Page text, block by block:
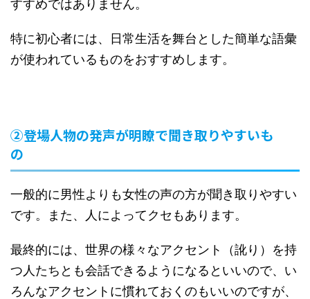
すすめではありません。
特に初心者には、日常生活を舞台とした簡単な語彙
が使われているものをおすすめします。
②登場人物の発声が明瞭で聞き取りやすいも
の
一般的に男性よりも女性の声の方が聞き取りやすい
です。また、人によってクセもあります。
最終的には、世界の様々なアクセント（訛り）を持
つ人たちとも会話できるようになるといいので、い
ろんなアクセントに慣れておくのもいいのですが、